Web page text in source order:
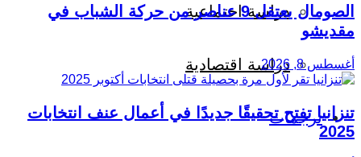
دراسة اجتماعية
دراسة اقتصادية
ترجمات
الصومال يعتقل 9 عناصر من حركة الشباب في
مقديشو
أغسطس 8, 2026
تنزانيا تفتح تحقيقًا جديدًا في أعمال عنف انتخابات
2025